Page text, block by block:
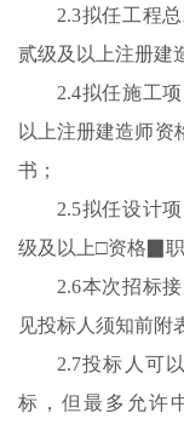
2.3拟任工程
贰级及以上注册建
2.4拟任施工
以上注册建造师资
书；
2.5拟任设计
级及以上□资格▉职
2.6本次招标
见投标人须知前附
2.7投标人可
标，但最多允许